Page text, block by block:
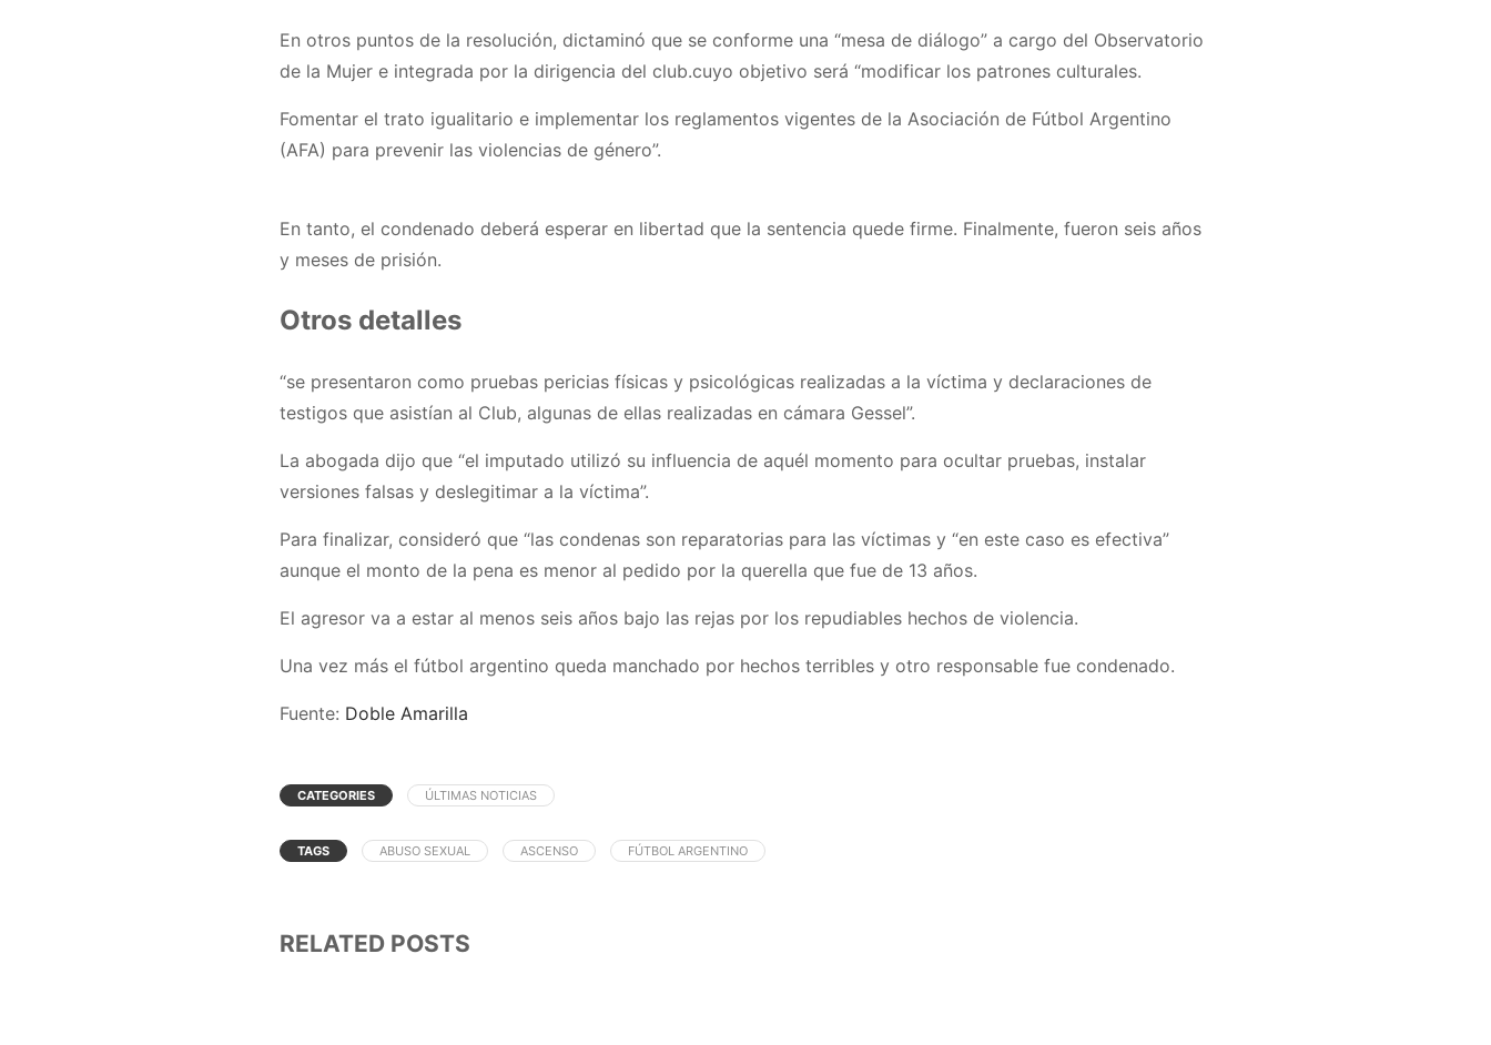
En otros puntos de la resolución, dictaminó que se conforme una “mesa de diálogo” a cargo del Observatorio
de la Mujer e integrada por la dirigencia del club.cuyo objetivo será “modificar los patrones culturales.
Fomentar el trato igualitario e implementar los reglamentos vigentes de la Asociación de Fútbol Argentino
(AFA) para prevenir las violencias de género”.
En tanto, el condenado deberá esperar en libertad que la sentencia quede firme. Finalmente, fueron seis años
y meses de prisión.
Otros detalles
“se presentaron como pruebas pericias físicas y psicológicas realizadas a la víctima y declaraciones de
testigos que asistían al Club, algunas de ellas realizadas en cámara Gessel”.
La abogada dijo que “el imputado utilizó su influencia de aquél momento para ocultar pruebas, instalar
versiones falsas y deslegitimar a la víctima”.
Para finalizar, consideró que “las condenas son reparatorias para las víctimas y “en este caso es efectiva”
aunque el monto de la pena es menor al pedido por la querella que fue de 13 años.
El agresor va a estar al menos seis años bajo las rejas por los repudiables hechos de violencia.
Una vez más el fútbol argentino queda manchado por hechos terribles y otro responsable fue condenado.
Fuente: Doble Amarilla
CATEGORIES ÚLTIMAS NOTICIAS
TAGS ABUSO SEXUAL ASCENSO FÚTBOL ARGENTINO
RELATED POSTS